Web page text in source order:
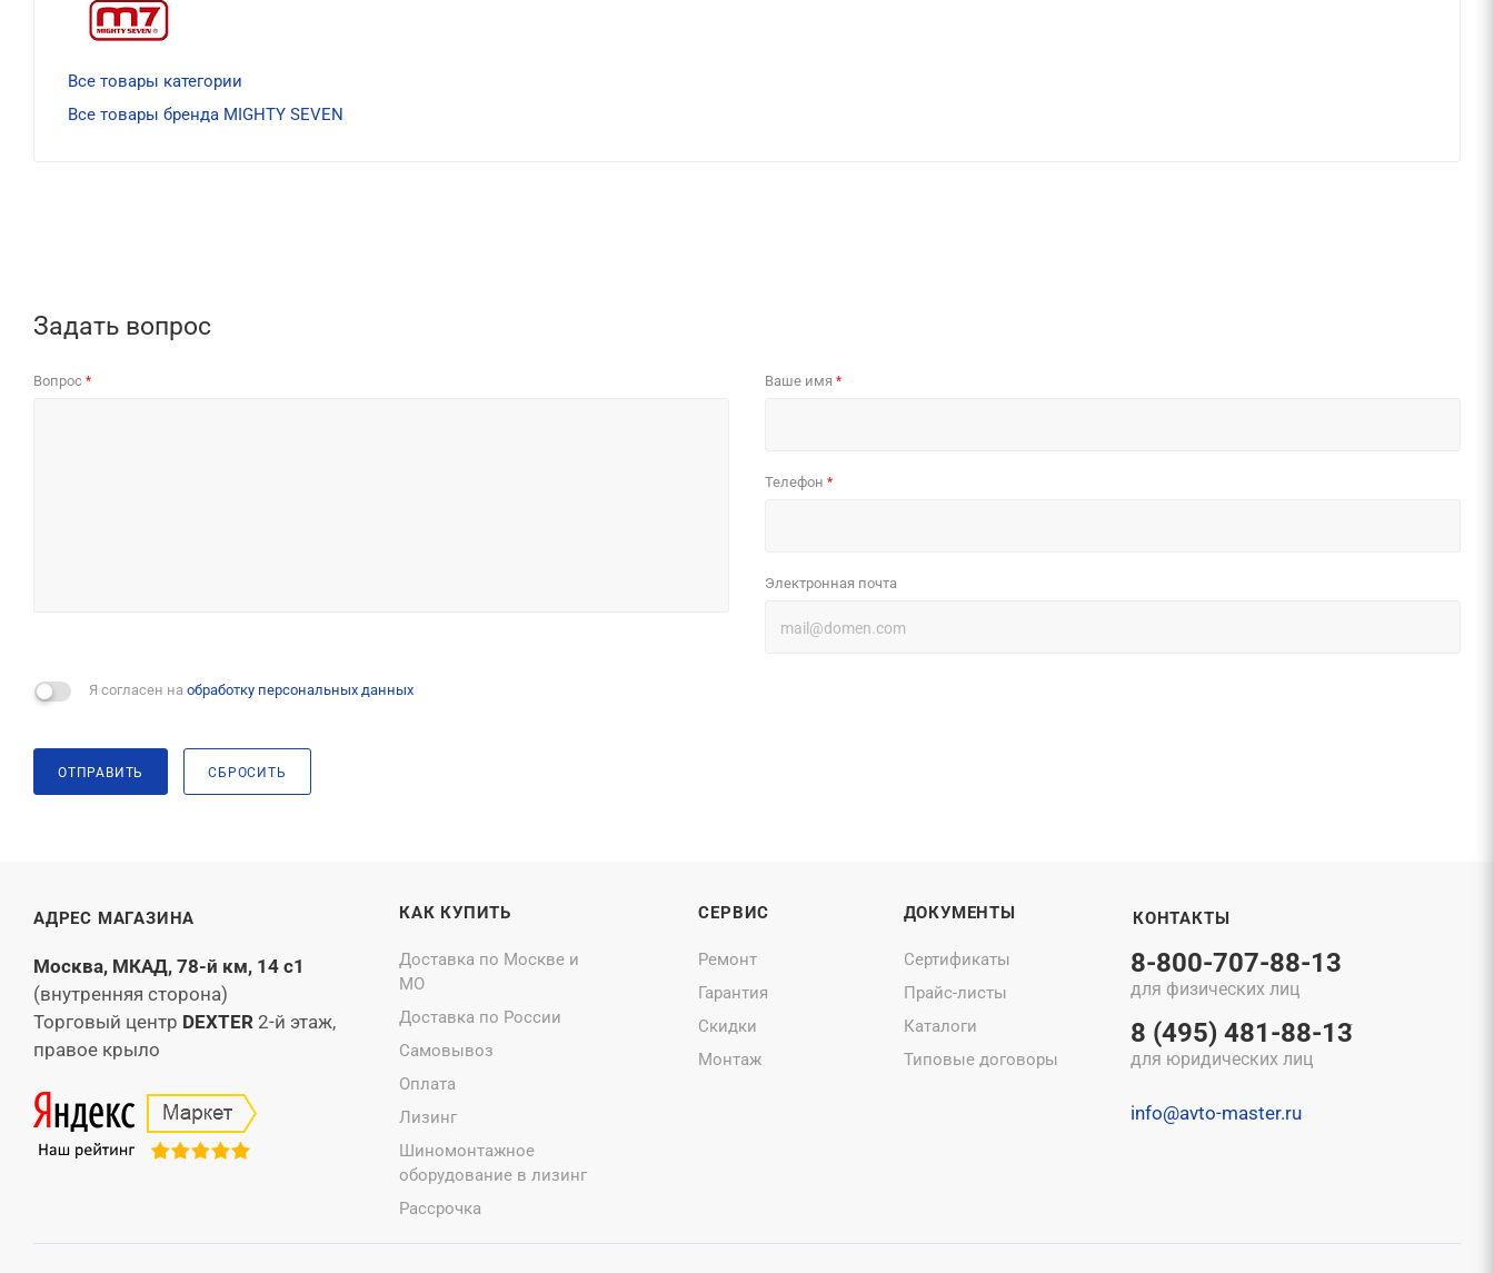
Все товары категории
Все товары бренда MIGHTY SEVEN
Задать вопрос
Вопрос * Ваше имя *
Телефон *
Электронная почта
Я согласен на обработку персональных данных
ОТПРАВИТЬ СБРОСИТЬ
АДРЕС МАГАЗИНА
Москва, МКАД, 78-й км, 14 с1
(внутренняя сторона)
Торговый центр DEXTER 2-й этаж,
правое крыло
КАК КУПИТЬ
Доставка по Москве и
МО
Доставка по России
Самовывоз
Оплата
Лизинг
Шиномонтажное
оборудование в лизинг
Рассрочка
СЕРВИС
Ремонт
Гарантия
Скидки
Монтаж
ДОКУМЕНТЫ
Сертификаты
Прайс-листы
Каталоги
Типовые договоры
КОНТАКТЫ
8-800-707-88-13
для физических лиц
8 (495) 481-88-13
для юридических лиц
info@avto-master.ru